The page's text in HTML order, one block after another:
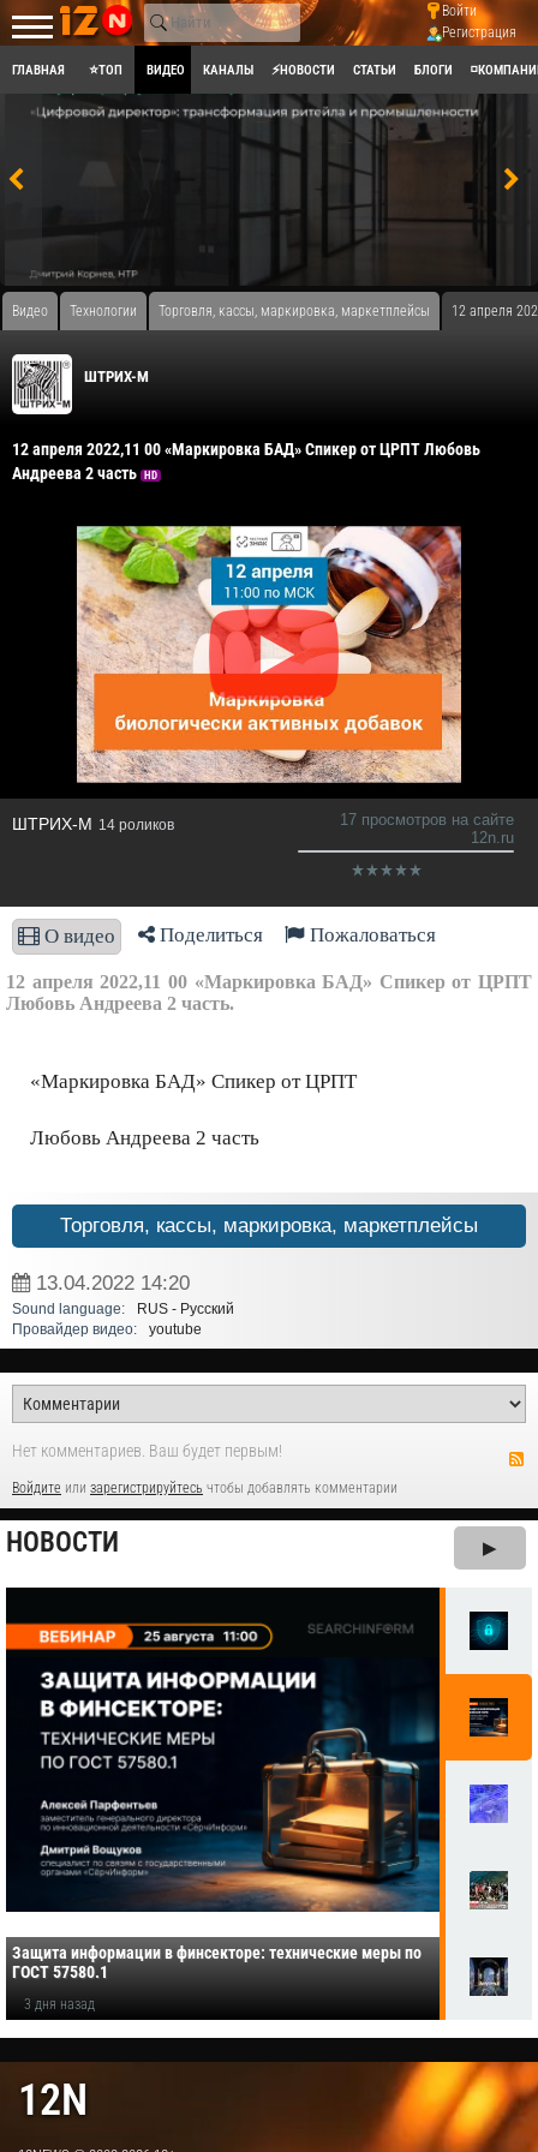
Войти
Регистрация
ГЛАВНАЯ ⭐ТОП ВИДЕО КАНАЛЫ ⚡НОВОСТИ СТАТЬИ БЛОГИ
Видео Технологии Торговля, кассы, маркировка, маркетплейсы 12 апреля
ШТРИХ-М
12 апреля 2022,11 00 «Маркировка БАД» Спикер от ЦРПТ Любовь
Андреева 2 часть
HD
ШТРИХ-М 14 роликов
17 просмотров на сайте
12n.ru
О видео Поделиться Пожаловаться
12 апреля 2022,11 00 «Маркировка БАД» Спикер от ЦРПТ
Любовь Андреева 2 часть.
«Маркировка БАД» Спикер от ЦРПТ
Любовь Андреева 2 часть
Торговля, кассы, маркировка, маркетплейсы
13.04.2022 14:20
Sound language:
RUS - Русский
Провайдер видео:
youtube
Нет комментариев. Ваш будет первым!
Войдите или зарегистрируйтесь чтобы добавлять комментарии
НОВОСТИ ▶
Защита информации в финсекторе: технические меры по
ГОСТ 57580.1
3 дня назад
12N